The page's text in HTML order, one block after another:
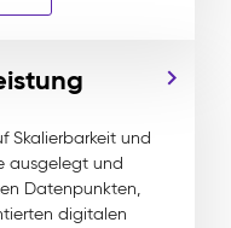
Skalierbarkeit und
ausgelegt und
Datenpunkten,
digitalen